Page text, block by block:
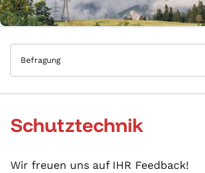
Schutztechnik
Wir freuen uns auf IHR Feedback!